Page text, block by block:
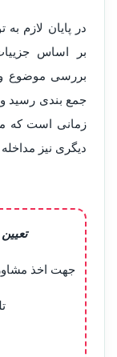
در پایان لازم
بر اساس
بررسی موضوع و
جمع بندی رسید
زمانی است که
دیگری نیز
جهت اخذ